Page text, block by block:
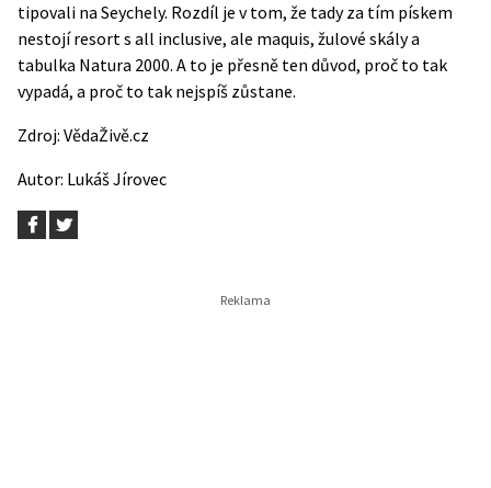
tipovali na Seychely. Rozdíl je v tom, že tady za tím pískem
nestojí resort s all inclusive, ale maquis, žulové skály a
tabulka Natura 2000. A to je přesně ten důvod, proč to tak
vypadá, a proč to tak nejspíš zůstane.
Zdroj: VědaŽivě.cz
Autor: Lukáš Jírovec